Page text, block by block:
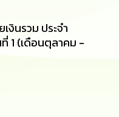
งินรวม ประจำ
1 (เดือนตุลาคม -